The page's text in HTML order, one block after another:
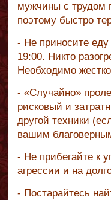
мужчины с трудом
поэтому быстро
- Не приносите
19:00. Никто
Необходимо
- «Случайно»
рисковый и
другой техники
вашим
- Не прибегайте к
агрессии и на
- Постарайтесь